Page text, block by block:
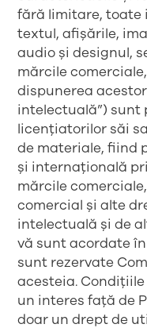
fără limitare, toate
textul, afișările,
audio și designul,
mărcile
dispunerea
intelectuală”) sunt
licențiatorilor săi
de materiale, fiind
și internațională
mărcile
comercial și alte
intelectuală și de
vă sunt acordate
sunt rezervate
acesteia.
un interes față de
doar un drept de